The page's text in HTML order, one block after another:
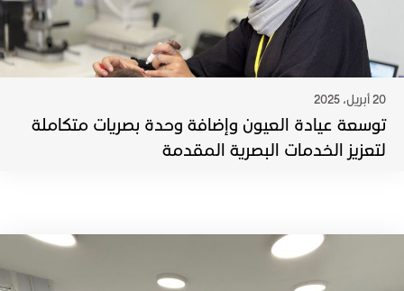
20 أبريل، 2025
توسعة عيادة العيون وإضافة وحدة بصريات متكاملة
لتعزيز الخدمات البصرية المقدمة